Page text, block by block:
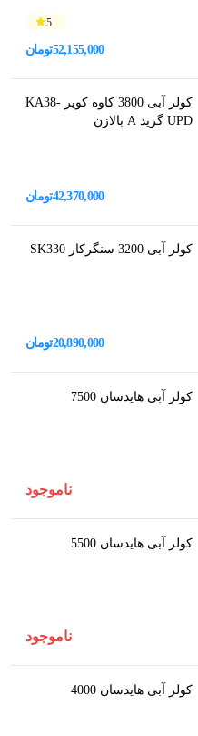
5
52,155,000تومان
کولر آبی 3800 کاوه کویر KA38-
UPD گرید A بالازن
42,370,000تومان
کولر آبی 3200 سنگرکار SK330
20,890,000تومان
کولر آبی هایدسان 7500
ناموجود
کولر آبی هایدسان 5500
ناموجود
کولر آبی هایدسان 4000